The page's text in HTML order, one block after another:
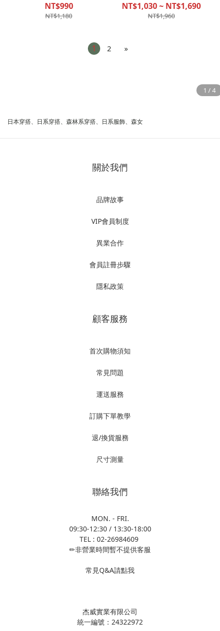
NT$990
NT$1,180
NT$1,030 ~ NT$1,690
NT$1,960
1 2 »
日本穿搭、日系穿搭、森林系穿搭、日系服飾、森女
關於我們
品牌故事
VIP會員制度
異業合作
會員註冊步驟
隱私政策
顧客服務
首次購物須知
常見問題
運送服務
訂購下單教學
退/換貨服務
尺寸測量
聯絡我們
MON. - FRI.
09:30-12:30 / 13:30-18:00
TEL : 02-26984609
✏非營業時間暫不提供客服
常見Q&A請點我
杰威實業有限公司
統一編號：24322972